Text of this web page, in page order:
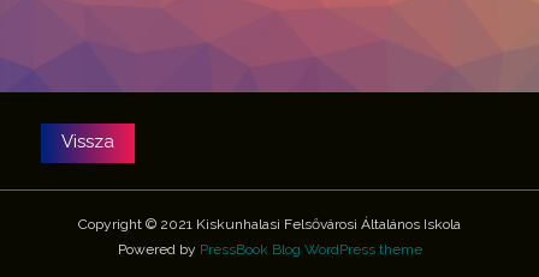
Copyright © 2021 Kiskunhalasi Felsővárosi Általános Iskola
Powered by PressBook Blog WordPress theme